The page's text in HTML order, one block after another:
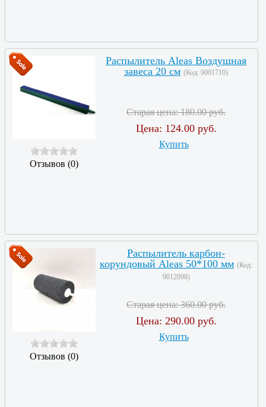
Отзывов (0)
Распылитель Aleas Воздушная
завеса 20 см (Код: 9001710)
Старая цена:180.00 руб.
Цена: 124.00 руб.
Купить
Отзывов (0)
Распылитель карбон-
корундовый Aleas 50*100 мм (Код:
9012098)
Старая цена:360.00 руб.
Цена: 290.00 руб.
Купить